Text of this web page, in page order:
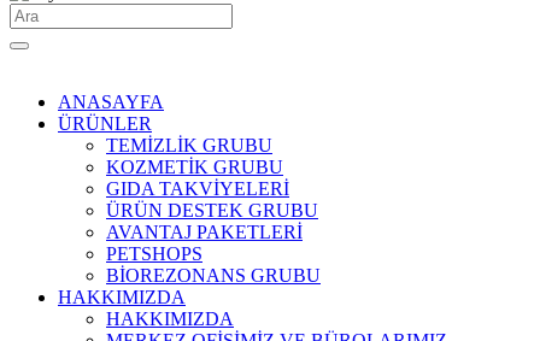
ANASAYFA
ÜRÜNLER
TEMİZLİK GRUBU
KOZMETİK GRUBU
GIDA TAKVİYELERİ
ÜRÜN DESTEK GRUBU
AVANTAJ PAKETLERİ
PETSHOPS
BİOREZONANS GRUBU
HAKKIMIZDA
HAKKIMIZDA